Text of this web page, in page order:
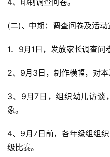
4、印制调查问卷。
(二)、中期：调查问卷及活
1、9月1日，发放家长调查问
2、9月3日，制作横幅，对本
3、9月7日，组织幼儿访谈
象。
4、9月7日前，各年级组组
级比赛。